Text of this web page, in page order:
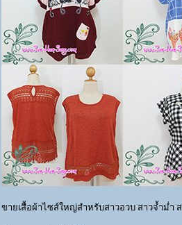
ขายเสื้อผ้าไซส์ใหญ่สำหรับสาวอวบ สาวจ้ำม่ำ